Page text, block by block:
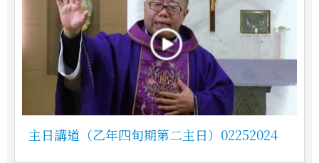
主日講道（乙年四旬期第二主日）02252024